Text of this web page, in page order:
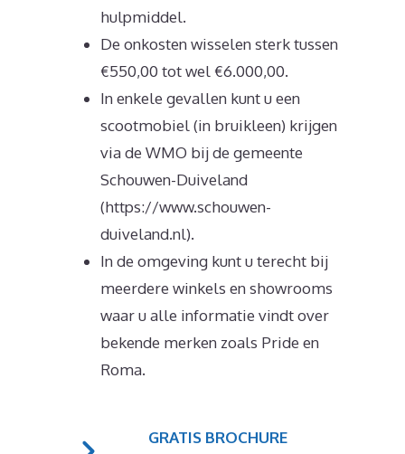
hulpmiddel.
De onkosten wisselen sterk tussen
€550,00 tot wel €6.000,00.
In enkele gevallen kunt u een
scootmobiel (in bruikleen) krijgen
via de WMO bij de gemeente
Schouwen-Duiveland
(https://www.schouwen-
duiveland.nl).
In de omgeving kunt u terecht bij
meerdere winkels en showrooms
waar u alle informatie vindt over
bekende merken zoals Pride en
Roma.
GRATIS BROCHURE